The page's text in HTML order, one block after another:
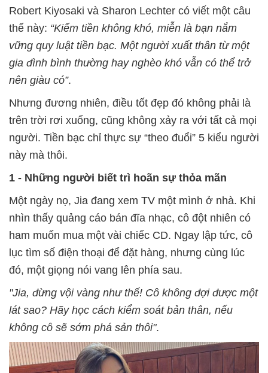
Robert Kiyosaki và Sharon Lechter có viết một câu
thế này: “Kiếm tiền không khó, miễn là bạn nắm
vững quy luật tiền bạc. Một người xuất thân từ một
gia đình bình thường hay nghèo khó vẫn có thể trở
nên giàu có”.
Nhưng đương nhiên, điều tốt đẹp đó không phải là
trên trời rơi xuống, cũng không xảy ra với tất cả mọi
người. Tiền bạc chỉ thực sự “theo đuổi” 5 kiểu người
này mà thôi.
1 - Những người biết trì hoãn sự thỏa mãn
Một ngày nọ, Jia đang xem TV một mình ở nhà. Khi
nhìn thấy quảng cáo bán đĩa nhạc, cô đột nhiên có
ham muốn mua một vài chiếc CD. Ngay lập tức, cô
lục tìm số điện thoại để đặt hàng, nhưng cùng lúc
đó, một giọng nói vang lên phía sau.
"Jia, đừng vội vàng như thế! Cô không đợi được một
lát sao? Hãy học cách kiểm soát bản thân, nếu
không cô sẽ sớm phá sản thôi".